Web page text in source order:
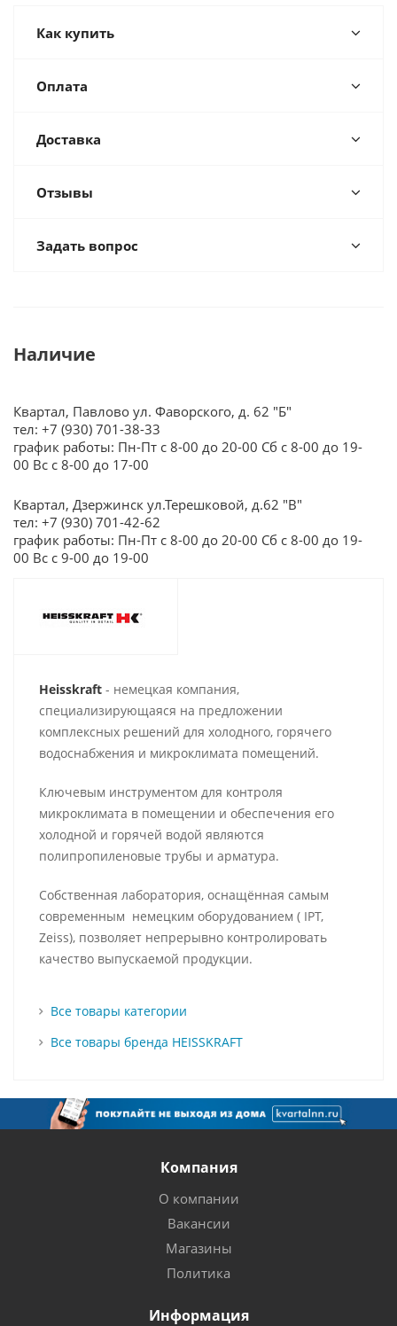
Как купить
Оплата
Доставка
Отзывы
Задать вопрос
Наличие
Квартал, Павлово ул. Фаворского, д. 62 "Б"
тел: +7 (930) 701-38-33
график работы: Пн-Пт с 8-00 до 20-00 Сб с 8-00 до 19-
00 Вс с 8-00 до 17-00
Квартал, Дзержинск ул.Терешковой, д.62 "В"
тел: +7 (930) 701-42-62
график работы: Пн-Пт с 8-00 до 20-00 Сб с 8-00 до 19-
00 Вс с 9-00 до 19-00
Heisskraft - немецкая компания,
специализирующаяся на предложении
комплексных решений для холодного, горячего
водоснабжения и микроклимата помещений.
Ключевым инструментом для контроля
микроклимата в помещении и обеспечения его
холодной и горячей водой являются
полипропиленовые трубы и арматура.
Собственная лаборатория, оснащённая самым
современным немецким оборудованием ( IPT,
Zeiss), позволяет непрерывно контролировать
качество выпускаемой продукции.
Все товары категории
Все товары бренда HEISSKRAFT
Компания
О компании
Вакансии
Магазины
Политика
Информация